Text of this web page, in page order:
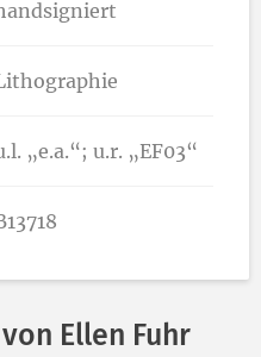
„e.a.“; u.r. „EF03“
Ellen Fuhr